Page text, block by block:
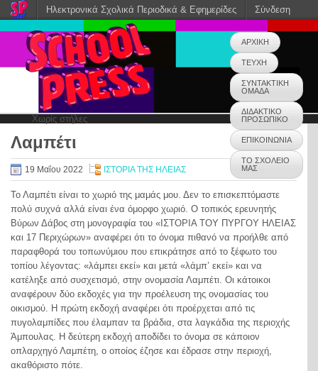
ΑΡΧΙΚΗ
ΤΕΥΧΗ
ΣΥΝΤΑΚΤΙΚΗ
ΟΜΑΔΑ
ΔΙΔΑΚΤΙΚΟ
ΠΡΟΣΩΠΙΚΟ
ΕΠΙΚΟΙΝΩΝΙΑ
ΤΟ ΣΧΟΛΕΙΟ
ΜΑΣ
Χωρίς στήλες
0
Λαμπέτι
19 Μαΐου 2022 ΙΣΤΟΡΙΑ ΤΗΣ ΗΛΕΙΑΣ
Το Λαμπέτι είναι το χωριό της μαμάς μου. Δεν το επισκεπτόμαστε
πολύ συχνά αλλά είναι ένα όμορφο χωριό. Ο τοπικός ερευνητής
Βύρων Δάβος στη μονογραφία του «ΙΣΤΟΡΙΑ ΤΟΥ ΠΥΡΓΟΥ ΗΛΕΙΑΣ
και 17 Περιχώρων» αναφέρει ότι το όνομα πιθανό να προήλθε από
παραφθορά του τοπωνύμιου που επικράτησε από το ξέφωτο του
τοπίου λέγοντας: «λάμπει εκεί» και μετά «λάμπ’ εκεί» και να
κατέληξε από συσχετισμό, στην ονομασία Λαμπέτι. Οι κάτοικοι
αναφέρουν δύο εκδοχές για την προέλευση της ονομασίας του
οικισμού. Η πρώτη εκδοχή αναφέρει ότι προέρχεται από τις
πυγολαμπίδες που έλαμπαν τα βράδια, στα λαγκάδια της περιοχής
Άμπουλας. Η δεύτερη εκδοχή αποδίδει το όνομα σε κάποιον
οπλαρχηγό Λαμπέτη, ο οποίος έζησε και έδρασε στην περιοχή,
ακαθόριστο πότε.
Ηλεκτρονικά Σχολικά Περιοδικά & Εφημερίδες Σύνδεση